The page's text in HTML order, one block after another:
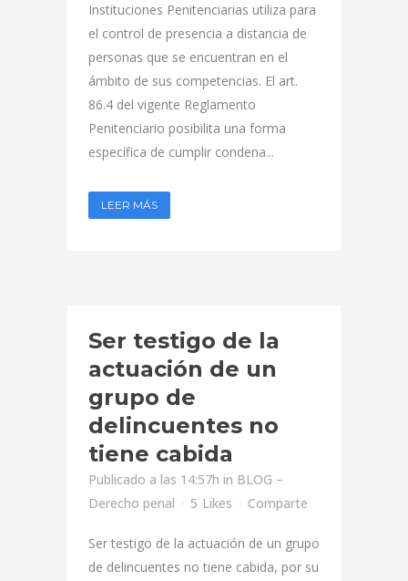
Instituciones Penitenciarias utiliza para
el control de presencia a distancia de
personas que se encuentran en el
ámbito de sus competencias. El art.
86.4 del vigente Reglamento
Penitenciario posibilita una forma
específica de cumplir condena...
LEER MÁS
Ser testigo de la
actuación de un
grupo de
delincuentes no
tiene cabida
Publicado a las 14:57h in BLOG –
Derecho penal
5 Likes Comparte
Ser testigo de la actuación de un grupo
de delincuentes no tiene cabida, por su